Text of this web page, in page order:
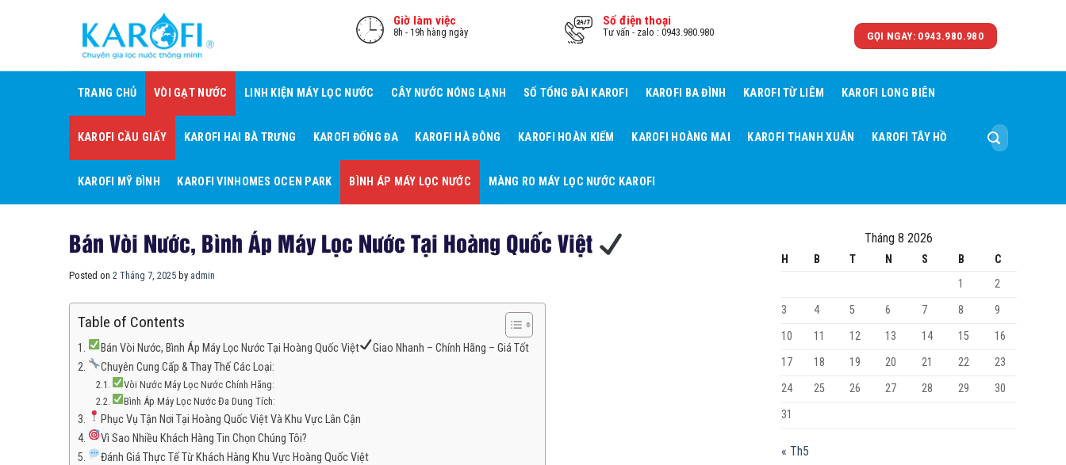
Giờ làm việc
8h - 19h hàng ngày
Số điện thoại
Tư vấn - zalo : 0943.980.980 GỌI NGAY: 0943.980.980
TRANG CHỦ VÒI GẠT NƯỚC LINH KIỆN MÁY LỌC NƯỚC CÂY NƯỚC NÓNG LẠNH SỐ TỔNG ĐÀI KAROFI KAROFI BA ĐÌNH KAROFI TỪ LIÊM KAROFI LONG BIÊN
KAROFI CẦU GIẤY KAROFI HAI BÀ TRƯNG KAROFI ĐỐNG ĐA KAROFI HÀ ĐÔNG KAROFI HOÀN KIẾM KAROFI HOÀNG MAI KAROFI THANH XUÂN KAROFI TÂY HỒ
KAROFI MỸ ĐÌNH KAROFI VINHOMES OCEN PARK BÌNH ÁP MÁY LỌC NƯỚC MÀNG RO MÁY LỌC NƯỚC KAROFI
Tìm
kiếm:
Bán Vòi Nước, Bình Áp Máy Lọc Nước Tại Hoàng Quốc Việt
Posted on 2 Tháng 7, 2025 by admin
Table of Contents
Bán Vòi Nước, Bình Áp Máy Lọc Nước Tại Hoàng Quốc Việt
Giao Nhanh – Chính Hãng – Giá Tốt
Chuyên Cung Cấp & Thay Thế Các Loại:
Vòi Nước Máy Lọc Nước Chính Hãng:
Bình Áp Máy Lọc Nước Đa Dung Tích:
Phục Vụ Tận Nơi Tại Hoàng Quốc Việt Và Khu Vực Lân Cận
Vì Sao Nhiều Khách Hàng Tin Chọn Chúng Tôi?
Đánh Giá Thực Tế Từ Khách Hàng Khu Vực Hoàng Quốc Việt
Tháng 8 2026
H B T N S B
C
1
2
3
4 5 6 7 8
9
10
11 12 13 14 15
16
17
18 19 20 21 22
23
24
25 26 27 28 29
30
31
« Th5